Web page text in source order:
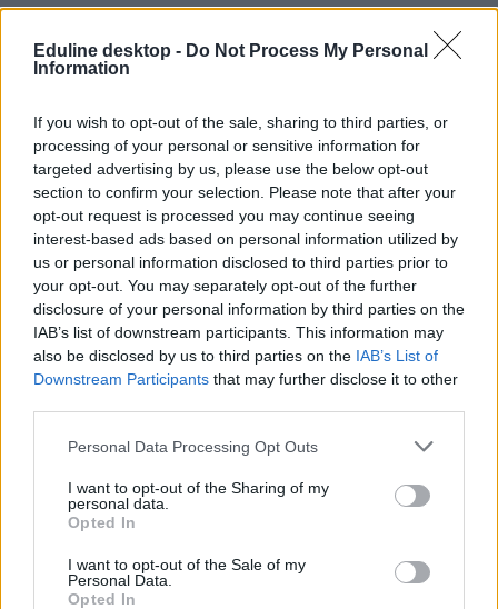
Eduline desktop - Do Not Process My Personal
Information
If you wish to opt-out of the sale, sharing to third parties, or
processing of your personal or sensitive information for
targeted advertising by us, please use the below opt-out
section to confirm your selection. Please note that after your
opt-out request is processed you may continue seeing
interest-based ads based on personal information utilized by
us or personal information disclosed to third parties prior to
your opt-out. You may separately opt-out of the further
disclosure of your personal information by third parties on the
IAB’s list of downstream participants. This information may
also be disclosed by us to third parties on the IAB’s List of
Downstream Participants that may further disclose it to other
Personal Data Processing Opt Outs
I want to opt-out of the Sharing of my
personal data.
Opted In
I want to opt-out of the Sale of my
Personal Data.
Opted In
Tetszett a cikk? Kövess minket a Facebookon is, és nem fogsz
lemaradni a fontos hírekről!